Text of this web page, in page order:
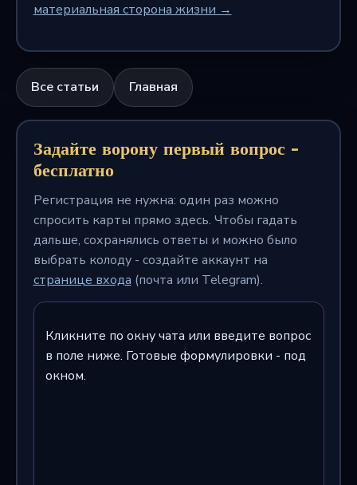
материальная сторона жизни →
Все статьи Главная
Задайте ворону первый вопрос -
бесплатно
Регистрация не нужна: один раз можно
спросить карты прямо здесь. Чтобы гадать
дальше, сохранялись ответы и можно было
выбрать колоду - создайте аккаунт на
странице входа (почта или Telegram).
Кликните по окну чата или введите вопрос
в поле ниже. Готовые формулировки - под
окном.